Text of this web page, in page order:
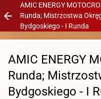
arrow_back
AMIC ENERGY
Runda; Mistrzostwa
Bydgoskiego - I Runda
AMIC ENERGY
Runda;
Bydgoskiego - I